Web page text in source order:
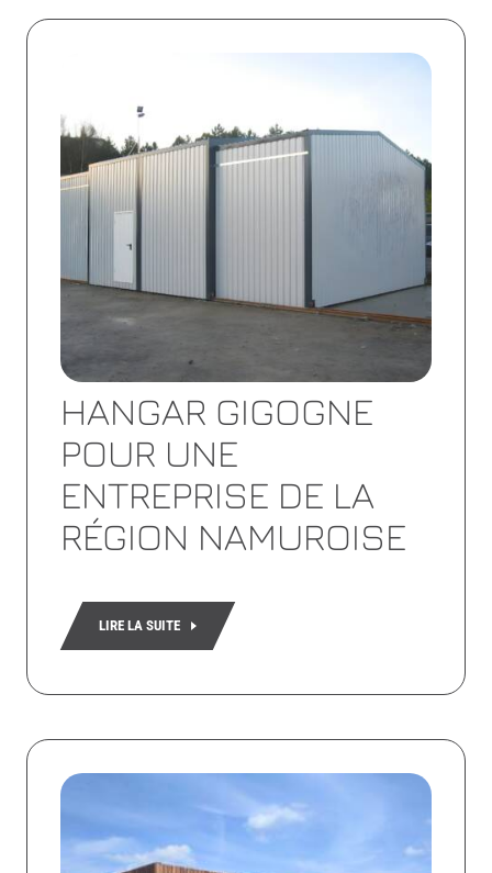
HANGAR GIGOGNE
POUR UNE
ENTREPRISE DE LA
RÉGION NAMUROISE
LIRE LA SUITE
Lire
Lire